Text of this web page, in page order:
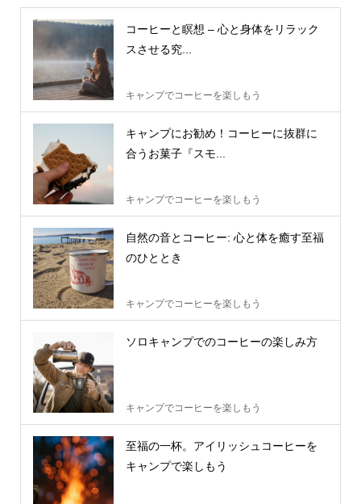
コーヒーと瞑想 – 心と身体をリラック
スさせる究...
キャンプでコーヒーを楽しもう
キャンプにお勧め！コーヒーに抜群に
合うお菓子『スモ...
キャンプでコーヒーを楽しもう
自然の音とコーヒー: 心と体を癒す至福
のひととき
キャンプでコーヒーを楽しもう
ソロキャンプでのコーヒーの楽しみ方
キャンプでコーヒーを楽しもう
至福の一杯。アイリッシュコーヒーを
キャンプで楽しもう